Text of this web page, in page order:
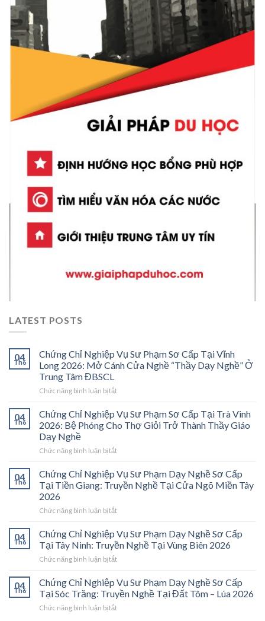
LATEST POSTS
04
Th6
Chứng Chỉ Nghiệp Vụ Sư Phạm Sơ Cấp Tại Vĩnh
Long 2026: Mở Cánh Cửa Nghề “Thầy Dạy Nghề” Ở
Trung Tâm ĐBSCL
Chức năng bình luận bị tắtở
Chỉ
Nghiệp
Vụ
Phạm
Cấp
Tại
Vĩnh
2026:
Cánh
Cửa
“Thầy
Nghề”
Ở
Tâm
04
Th6
Chứng Chỉ Nghiệp Vụ Sư Phạm Sơ Cấp Tại Trà Vinh
2026: Bệ Phóng Cho Thợ Giỏi Trở Thành Thầy Giáo
Dạy Nghề
Chức năng bình luận bị tắtở
Chỉ
Nghiệp
Vụ
Phạm
Cấp
Tại
Trà
Vinh
Bệ
Phóng
Cho
Thợ
04
Th6
Chứng Chỉ Nghiệp Vụ Sư Phạm Dạy Nghề Sơ Cấp
Tại Tiền Giang: Truyền Nghề Tại Cửa Ngõ Miền Tây
2026
Chức năng bình luận bị tắtở
Chỉ
Nghiệp
Vụ
Sư
Dạy
Nghề
Sơ
Cấp
04
Th6
Chứng Chỉ Nghiệp Vụ Sư Phạm Dạy Nghề Sơ Cấp
Tại Tây Ninh: Truyền Nghề Tại Vùng Biên 2026
Chức năng bình luận bị tắtở
Chỉ
Nghiệp
Vụ
Sư
04
Th6
Chứng Chỉ Nghiệp Vụ Sư Phạm Dạy Nghề Sơ Cấp
Tại Sóc Trăng: Truyền Nghề Tại Đất Tôm – Lúa 2026
Chức năng bình luận bị tắtở